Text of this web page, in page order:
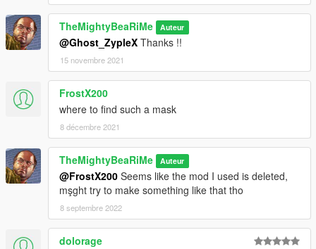
TheMightyBeaRiMe Auteur
@Ghost_ZypleX Thanks !!
15 novembre 2021
FrostX200
where to find such a mask
8 décembre 2021
TheMightyBeaRiMe Auteur
@FrostX200 Seems like the mod I used is deleted,
mşght try to make something like that tho
8 septembre 2022
dolorage